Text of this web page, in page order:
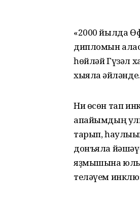
«2000 йылда
дипломын
һөйләй Гүзәл
хыялға әйләнде.
Ни өсөн тап
апайымдың
тарып,
донъяла
яҙмышына
теләүем